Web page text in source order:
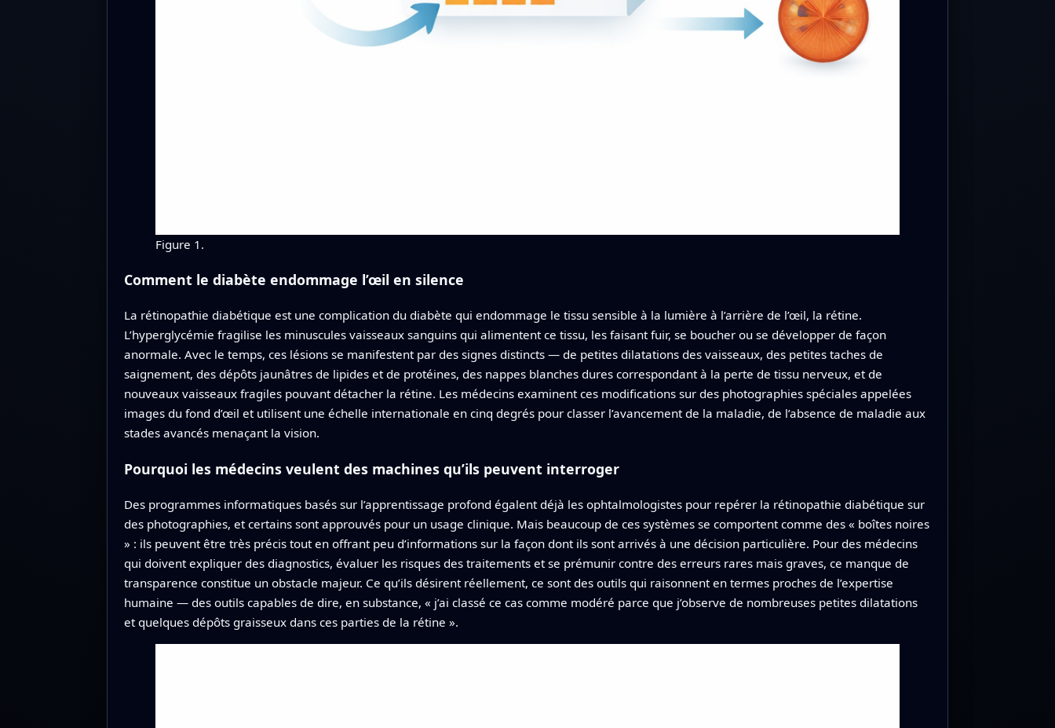
Figure 1.
Comment le diabète endommage l’œil en silence
La rétinopathie diabétique est une complication du diabète qui endommage le tissu sensible à la lumière à l’arrière de l’œil, la rétine.
L’hyperglycémie fragilise les minuscules vaisseaux sanguins qui alimentent ce tissu, les faisant fuir, se boucher ou se développer de façon
anormale. Avec le temps, ces lésions se manifestent par des signes distincts — de petites dilatations des vaisseaux, des petites taches de
saignement, des dépôts jaunâtres de lipides et de protéines, des nappes blanches dures correspondant à la perte de tissu nerveux, et de
nouveaux vaisseaux fragiles pouvant détacher la rétine. Les médecins examinent ces modifications sur des photographies spéciales appelées
images du fond d’œil et utilisent une échelle internationale en cinq degrés pour classer l’avancement de la maladie, de l’absence de maladie aux
stades avancés menaçant la vision.
Pourquoi les médecins veulent des machines qu’ils peuvent interroger
Des programmes informatiques basés sur l’apprentissage profond égalent déjà les ophtalmologistes pour repérer la rétinopathie diabétique sur
des photographies, et certains sont approuvés pour un usage clinique. Mais beaucoup de ces systèmes se comportent comme des « boîtes noires
» : ils peuvent être très précis tout en offrant peu d’informations sur la façon dont ils sont arrivés à une décision particulière. Pour des médecins
qui doivent expliquer des diagnostics, évaluer les risques des traitements et se prémunir contre des erreurs rares mais graves, ce manque de
transparence constitue un obstacle majeur. Ce qu’ils désirent réellement, ce sont des outils qui raisonnent en termes proches de l’expertise
humaine — des outils capables de dire, en substance, « j’ai classé ce cas comme modéré parce que j’observe de nombreuses petites dilatations
et quelques dépôts graisseux dans ces parties de la rétine ».